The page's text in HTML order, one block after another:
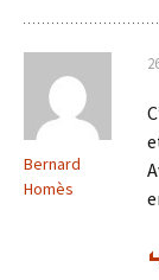
Bernard
Homès